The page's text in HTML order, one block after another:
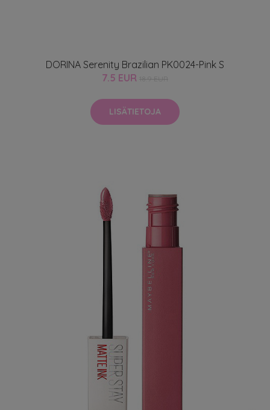
DORINA Serenity Brazilian PK0024-Pink S
7.5 EUR
LISÄTIETOJA